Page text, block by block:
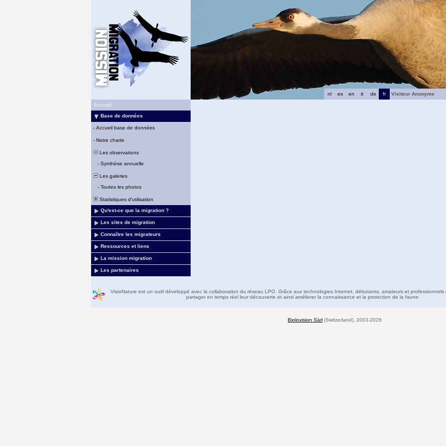
fr
de
it
en
es
nl
Visiteur Anonyme
Accueil
Base de données
- Accueil base de données
- Notre charte
Les observations
- Synthèse annuelle
Les galeries
- Toutes les photos
Statistiques d'utilisation
Qu'est-ce que la migration ?
Les sites de migration
Connaître les migrateurs
Ressources et liens
La mission migration
Les partenaires
VisioNature est un outil développé avec la collaboration du réseau LPO. Grâce aux technologies Internet, débutants, amateurs et professionnels
partager en temps réel leur découverte et ainsi améliorer la connaissance et la protection de la faune
Biolovision Sàrl (Switzerland), 2003-2026